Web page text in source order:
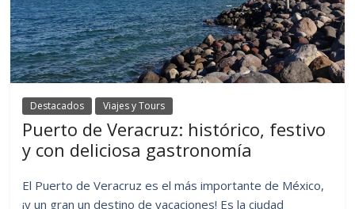
Destacados Viajes y Tours
Puerto de Veracruz: histórico, festivo
y con deliciosa gastronomía
El Puerto de Veracruz es el más importante de México,
¡y un gran un destino de vacaciones! Es la ciudad